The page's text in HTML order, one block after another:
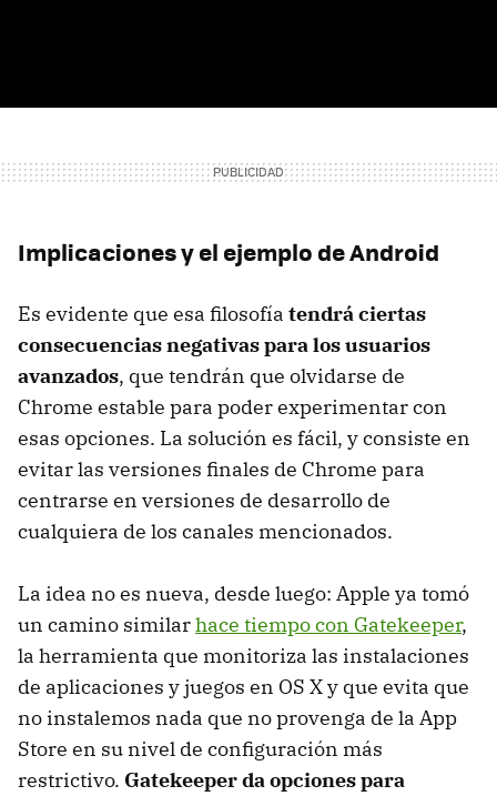
Implicaciones y el ejemplo de Android
Es evidente que esa filosofía tendrá ciertas
consecuencias negativas para los usuarios
avanzados, que tendrán que olvidarse de
Chrome estable para poder experimentar con
esas opciones. La solución es fácil, y consiste en
evitar las versiones finales de Chrome para
centrarse en versiones de desarrollo de
cualquiera de los canales mencionados.
La idea no es nueva, desde luego: Apple ya tomó
un camino similarhace tiempo con Gatekeeper,
la herramienta que monitoriza las instalaciones
de aplicaciones y juegos en OS X y que evita que
no instalemos nada que no provenga de la App
Store en su nivel de configuración más
restrictivo. Gatekeeper da opciones para